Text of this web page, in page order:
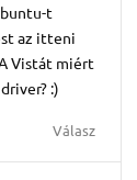
t
az itteni
Vistát miért
:)
Válasz